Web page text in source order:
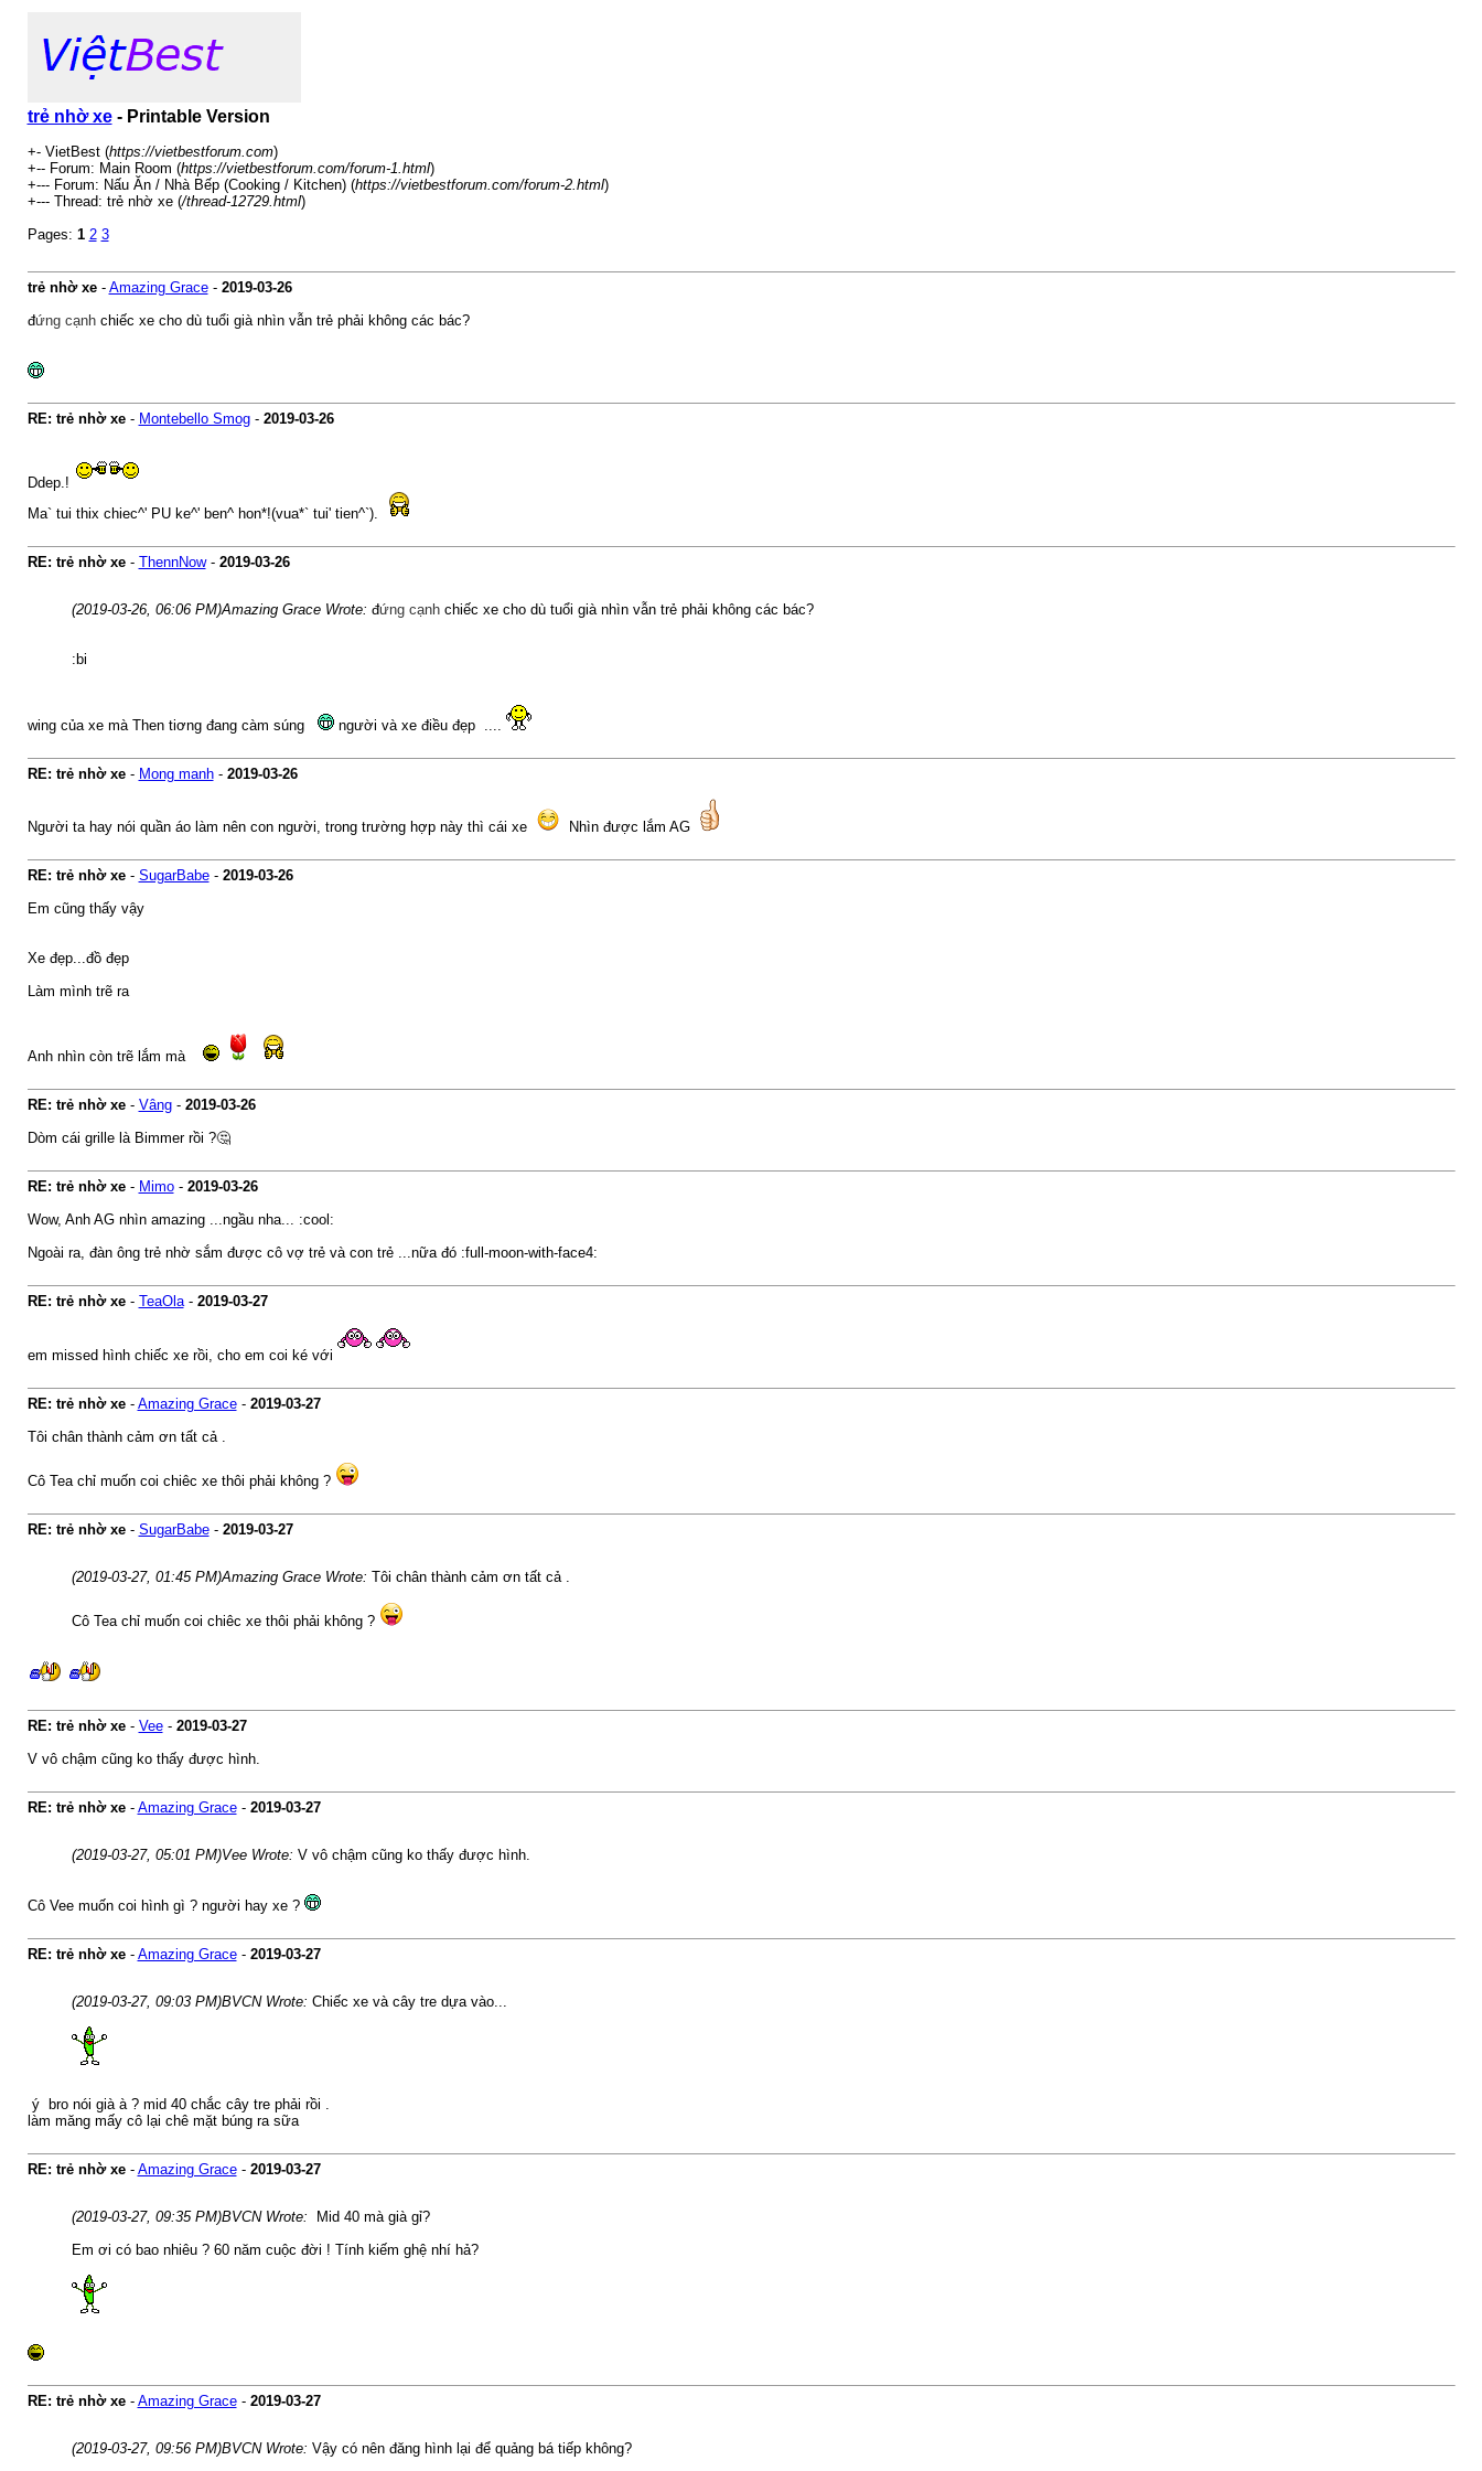
trẻ nhờ xe- Printable Version
+- VietBest (https://vietbestforum.com)
+-- Forum: Main Room (https://vietbestforum.com/forum-1.html)
+--- Forum: Nấu Ăn / Nhà Bếp (Cooking / Kitchen) (https://vietbestforum.com/forum-2.html)
+--- Thread: trẻ nhờ xe (/thread-12729.html)
Pages: 1 2 3
trẻ nhờ xe- Amazing Grace- 2019-03-26
đứng cạnhchiếc xe cho dù tuổi già nhìn vẫn trẻ phải không các bác?
RE: trẻ nhờ xe- Montebello Smog- 2019-03-26
Ddep.!
Ma` tui thix chiec^' PU ke^' ben^ hon*!(vua*` tui' tien^`).
RE: trẻ nhờ xe- ThennNow- 2019-03-26
(2019-03-26, 06:06 PM)Amazing Grace Wrote: đứng cạnhchiếc xe cho dù tuổi già nhìn vẫn trẻ phải không các bác?
:bi
wing của xe mà Then tiơng đang càm súng người và xe điều đẹp ....
RE: trẻ nhờ xe- Mong manh- 2019-03-26
Người ta hay nói quần áo làm nên con người, trong trường hợp này thì cái xe Nhìn được lắm AG
RE: trẻ nhờ xe- SugarBabe- 2019-03-26
Em cũng thấy vậy
Xe đẹp...đồ đẹp
Làm mình trẽ ra
Anh nhìn còn trẽ lắm mà
RE: trẻ nhờ xe- Vâng- 2019-03-26
Dòm cái grille là Bimmer rồi ?🤔
RE: trẻ nhờ xe- Mimo- 2019-03-26
Wow, Anh AG nhìn amazing ...ngầu nha... :cool:
Ngoài ra, đàn ông trẻ nhờ sắm được cô vợ trẻ và con trẻ ...nữa đó :full-moon-with-face4:
RE: trẻ nhờ xe- TeaOla- 2019-03-27
em missed hình chiếc xe rồi, cho em coi ké với
RE: trẻ nhờ xe- Amazing Grace- 2019-03-27
Tôi chân thành cảm ơn tất cả .
Cô Tea chỉ muốn coi chiêc xe thôi phải không ?
RE: trẻ nhờ xe- SugarBabe- 2019-03-27
(2019-03-27, 01:45 PM)Amazing Grace Wrote: Tôi chân thành cảm ơn tất cả .
Cô Tea chỉ muốn coi chiêc xe thôi phải không ?
RE: trẻ nhờ xe- Vee- 2019-03-27
V vô chậm cũng ko thấy được hình.
RE: trẻ nhờ xe- Amazing Grace- 2019-03-27
(2019-03-27, 05:01 PM)Vee Wrote: V vô chậm cũng ko thấy được hình.
Cô Vee muốn coi hình gì ? người hay xe ?
RE: trẻ nhờ xe- Amazing Grace- 2019-03-27
(2019-03-27, 09:03 PM)BVCN Wrote: Chiếc xe và cây tre dựa vào...
ý bro nói già à ? mid 40 chắc cây tre phải rồi .
làm măng mấy cô lại chê mặt búng ra sữa
RE: trẻ nhờ xe- Amazing Grace- 2019-03-27
(2019-03-27, 09:35 PM)BVCN Wrote:
Mid 40 mà già gỉ?
Em ơi có bao nhiêu ? 60 năm cuộc đời ! Tính kiếm ghệ nhí hả?
RE: trẻ nhờ xe- Amazing Grace- 2019-03-27
(2019-03-27, 09:56 PM)BVCN Wrote: Vậy có nên đăng hình lại để quảng bá tiếp không?